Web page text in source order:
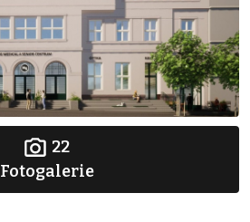
22
Fotogalerie